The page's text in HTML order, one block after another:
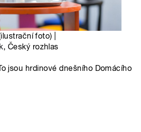
foto) |
, Český rozhlas
jsou hrdinové dnešního Domácího